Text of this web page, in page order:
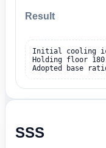
Result
Initial cooling
Holding floor
Adopted base
SSS